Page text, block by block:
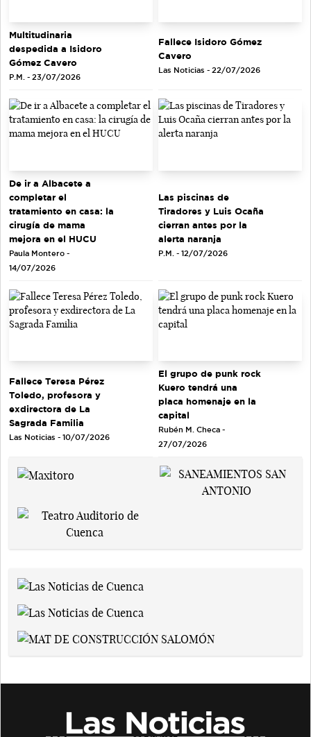
Multitudinaria
despedida a Isidoro
Gómez Cavero
P.M. - 23/07/2026
Fallece Isidoro Gómez
Cavero
Las Noticias - 22/07/2026
De ir a Albacete a
completar el
tratamiento en casa: la
cirugía de mama
mejora en el HUCU
Paula Montero -
14/07/2026
Las piscinas de
Tiradores y Luis Ocaña
cierran antes por la
alerta naranja
P.M. - 12/07/2026
Fallece Teresa Pérez
Toledo, profesora y
exdirectora de La
Sagrada Familia
Las Noticias - 10/07/2026
El grupo de punk rock
Kuero tendrá una
placa homenaje en la
capital
Rubén M. Checa -
27/07/2026